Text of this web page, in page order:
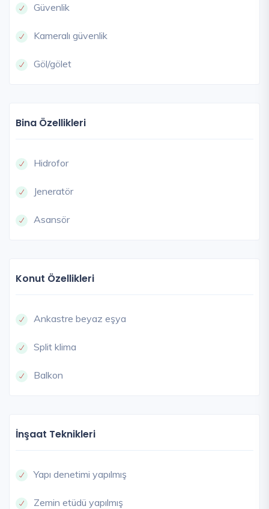
Güvenlik
Kameralı güvenlik
Göl/gölet
Bina Özellikleri
Hidrofor
Jeneratör
Asansör
Konut Özellikleri
Ankastre beyaz eşya
Split klima
Balkon
İnşaat Teknikleri
Yapı denetimi yapılmış
Zemin etüdü yapılmış